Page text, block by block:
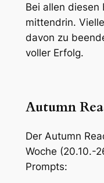
Bei allen diesen
mittendrin.
davon zu
voller Erfolg.
Autumn
Der Autumn
Woche (20.10.-
Prompts: